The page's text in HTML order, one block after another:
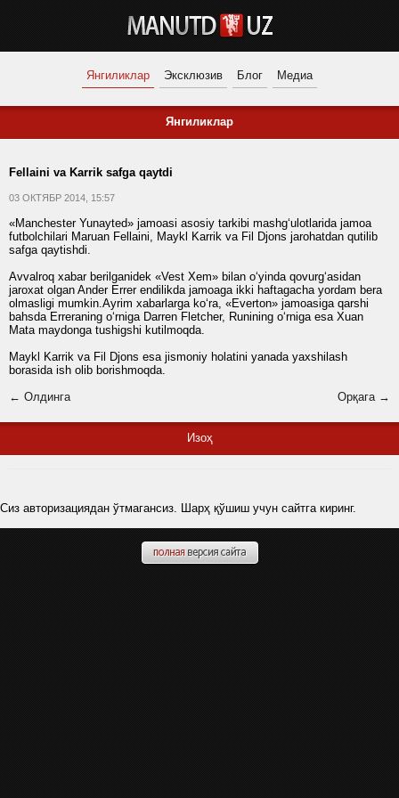
Янгиликлар Эксклюзив Блог Медиа
Янгиликлар
Fellaini va Karrik safga qaytdi
03 ОКТЯБР 2014, 15:57
«Manchester Yunayted» jamoasi asosiy tarkibi mashg‘ulotlarida jamoa
futbolchilari Maruan Fellaini, Maykl Karrik va Fil Djons jarohatdan qutilib
safga qaytishdi.
Avvalroq xabar berilganidek «Vest Xem» bilan o‘yinda qovurg‘asidan
jaroxat olgan Ander Errer endilikda jamoaga ikki haftagacha yordam bera
olmasligi mumkin.Ayrim xabarlarga ko‘ra, «Everton» jamoasiga qarshi
bahsda Erreraning o‘rniga Darren Fletcher, Runining o‘rniga esa Xuan
Mata maydonga tushigshi kutilmoqda.
Maykl Karrik va Fil Djons esa jismoniy holatini yanada yaxshilash
borasida ish olib borishmoqda.
← Олдинга
Орқага →
Изоҳ
Сиз авторизациядан ўтмагансиз. Шарҳ қўшиш учун сайтга киринг.